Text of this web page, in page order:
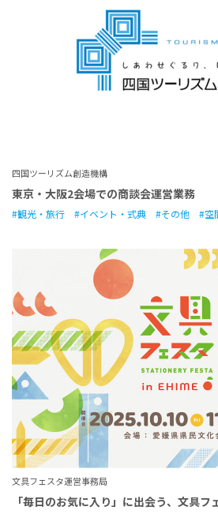
四国ツーリズム創造機構
東京・大阪2会場での商談会運営業務
観光・旅行 イベント・式典 その他 空
文具フェスタ運営事務局
「毎日のお気に入り」に出会う、文具フ